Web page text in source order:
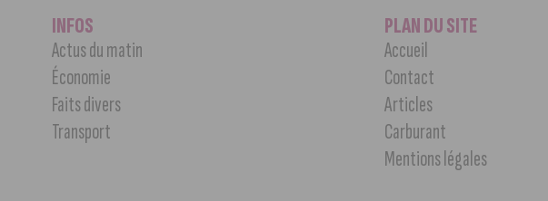
INFOS
Actus du matin
Économie
Faits divers
Transport
PLAN DU SITE
Accueil
Contact
Articles
Carburant
Mentions légales